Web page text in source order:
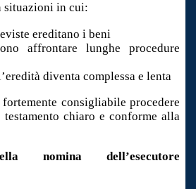
situazioni in cui:
ereditano i beni
affrontare lunghe procedure
diventa complessa e lenta
consigliabile procedere
chiaro e conforme alla
nomina dell’esecutore